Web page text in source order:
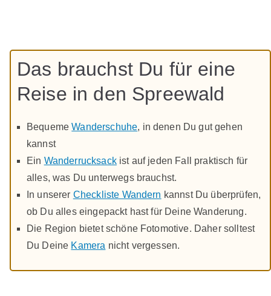
Das brauchst Du für eine
Reise in den Spreewald
BequemeWanderschuhe, in denen Du gut gehen
kannst
Ein Wanderrucksackist auf jeden Fall praktisch für
alles, was Du unterwegs brauchst.
In unserer Checkliste Wandern kannst Du überprüfen,
ob Du alles eingepackt hast für Deine Wanderung.
Die Region bietet schöne Fotomotive. Daher solltest
Du Deine Kamera nicht vergessen.